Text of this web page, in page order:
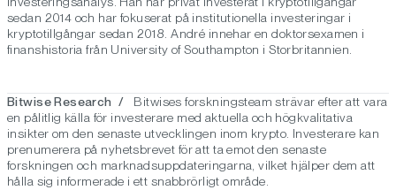
sedan 2014 och har fokuserat på institutionella investeringar i
kryptotillgångar sedan 2018. André innehar en doktorsexamen i
finanshistoria från University of Southampton i Storbritannien.
Bitwise Research / Bitwises forskningsteam strävar efter att vara
en pålitlig källa för investerare med aktuella och högkvalitativa
insikter om den senaste utvecklingen inom krypto. Investerare kan
prenumerera på nyhetsbrevet för att ta emot den senaste
forskningen och marknadsuppdateringarna, vilket hjälper dem att
hålla sig informerade i ett snabbrörligt område.